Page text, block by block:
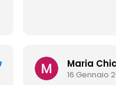
Maria
16 Gennaio